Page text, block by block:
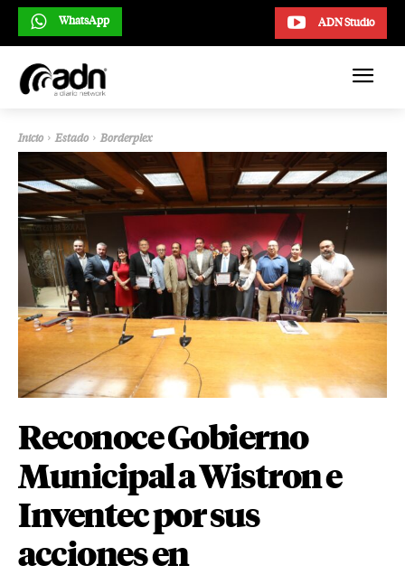
ADN Studio
WhatsApp
Inicio Estado Borderplex
Reconoce Gobierno
Municipal a Wistron e
Inventec por sus
acciones en